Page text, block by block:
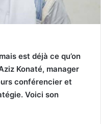
est déjà ce qu’on
Konaté, manager
conférencier et
Voici son